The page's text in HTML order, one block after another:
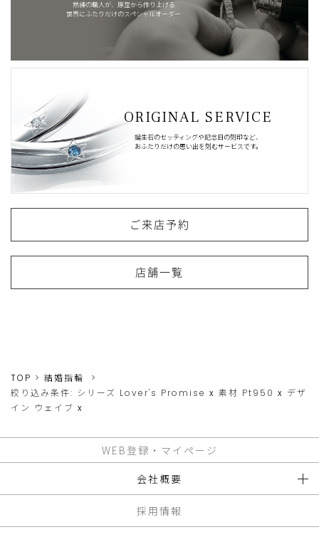
熟練の職人が、原型から作り上げる
世界にふたりだけのスペシャルオーダー
ORIGINAL SERVICE
誕生石のセッティングや記念日の刻印など、
おふたりだけの思い出を刻むサービスです。
ご来店予約
店舗一覧
TOP
結婚指輪
絞り込み条件: シリーズ Lover's Promise x 素材 Pt950 x デザ
イン ウェイブ x
WEB登録・マイページ
会社概要
採用情報